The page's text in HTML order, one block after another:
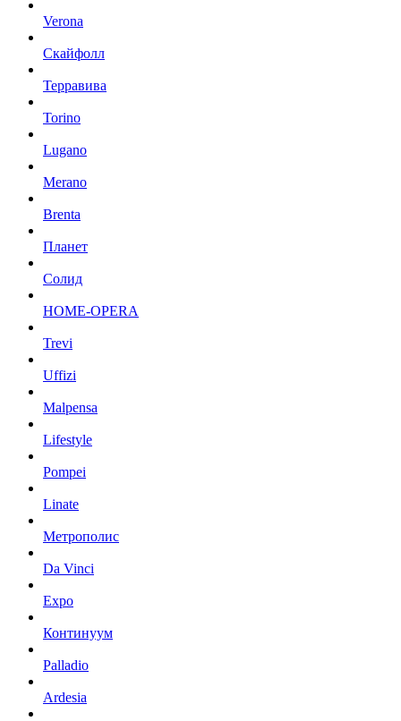
Verona
Скайфолл
Терравива
Torino
Lugano
Merano
Brenta
Планет
Солид
HOME-OPERA
Trevi
Uffizi
Malpensa
Lifestyle
Pompei
Linate
Метрополис
Da Vinci
Expo
Континуум
Palladio
Ardesia